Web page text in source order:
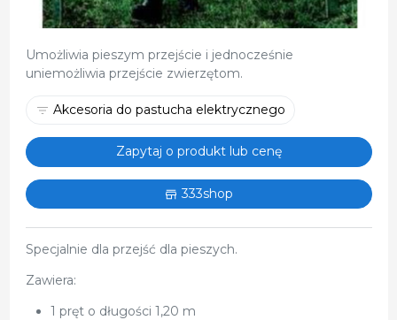
Umożliwia pieszym przejście i jednocześnie
uniemożliwia przejście zwierzętom.
Akcesoria do pastucha elektrycznego
Zapytaj o produkt lub cenę
333shop
Specjalnie dla przejść dla pieszych.
Zawiera:
1 pręt o długości 1,20 m